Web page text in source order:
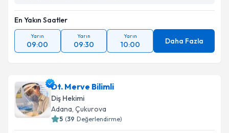
En Yakın Saatler
Yarın
09:00
Yarın
09:30
Yarın
10:00 Daha Fazla
Dt. Merve Bilimli
Diş Hekimi
Adana, Çukurova
5 (39 Değerlendirme)